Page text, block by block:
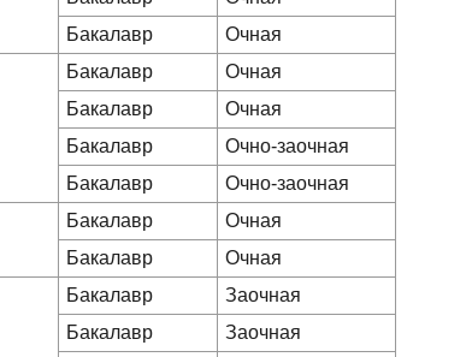
Бакалавр
Очная
Бакалавр
Очная
Бакалавр
Очная
Бакалавр
Очно-заочная
Бакалавр
Очно-заочная
Бакалавр
Очная
Бакалавр
Очная
Бакалавр
Заочная
Бакалавр
Заочная